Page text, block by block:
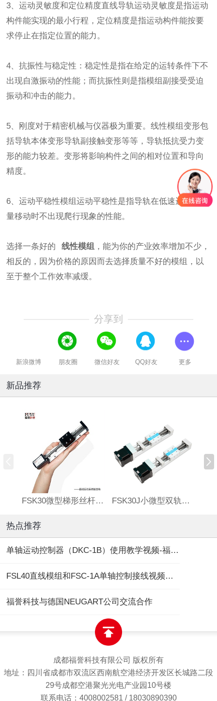
3、运动灵敏度和定位精度直线导轨运动灵敏度是指运动
构件能实现的最小行程，定位精度是指运动构件能按要
求停止在指定位置的能力。
4、抗振性与稳定性：稳定性是指在给定的运转条件下不
出现自激振动的性能；而抗振性则是指模组副接受受迫
振动和冲击的能力。
5、刚度对于精密机械与仪器极为重要。线性模组变形包
括导轨本体变形导轨副接触变形等等，导轨抵抗受力变
形的能力较差。变形将影响构件之间的相对位置和导向
精度。
6、运动平稳性模组运动平稳性是指导轨在低速运动或微
量移动时不出现爬行现象的性能。
选择一条好的 线性模组 ，能为你的产业效率增加不少，
相反的，因为价格的原因而去选择质量不好的模组，以
至于整个工作效率减缓。
分享到
新浪微博 朋友圈 微信好友 QQ好友 更多
新品推荐
FSK30微型梯形丝杆滑台 FSK30J小微型双轨丝杆直线模组
热点推荐
单轴运动控制器（DKC-1B）使用教学视频-福誉专用
FSL40直线模组和FSC-1A单轴控制接线视频教程
福誉科技与德国NEUGART公司交流合作
成都福誉科技有限公司 版权所有
地址：四川省成都市双流区西南航空港经济开发区长城路二段
29号成都空港聚光光电产业园10号楼
联系电话：4008002581 / 18030890390